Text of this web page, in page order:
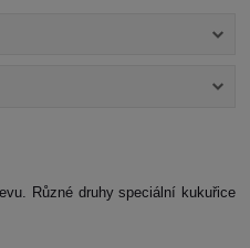
Různé druhy speciální kukuřice